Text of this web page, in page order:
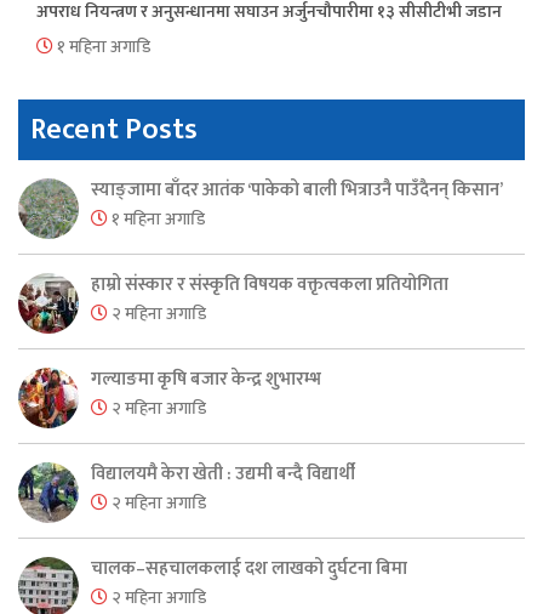
अपराध नियन्त्रण र अनुसन्धानमा सघाउन अर्जुनचौपारीमा १३ सीसीटीभी जडान
१ महिना अगाडि
Recent Posts
स्याङ्जामा बाँदर आतंक ‘पाकेको बाली भित्राउनै पाउँदैनन् किसान’
१ महिना अगाडि
हाम्रो संस्कार र संस्कृति विषयक वक्तृत्वकला प्रतियोगिता
२ महिना अगाडि
गल्याङमा कृषि बजार केन्द्र शुभारम्भ
२ महिना अगाडि
विद्यालयमै केरा खेती : उद्यमी बन्दै विद्यार्थी
२ महिना अगाडि
चालक–सहचालकलाई दश लाखको दुर्घटना बिमा
२ महिना अगाडि